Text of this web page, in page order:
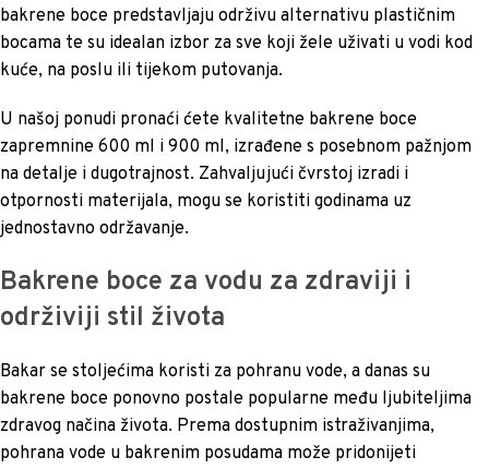
bakrene boce predstavljaju održivu alternativu plastičnim
bocama te su idealan izbor za sve koji žele uživati u vodi kod
kuće, na poslu ili tijekom putovanja.
U našoj ponudi pronaći ćete kvalitetne bakrene boce
zapremnine 600 ml i 900 ml, izrađene s posebnom pažnjom
na detalje i dugotrajnost. Zahvaljujući čvrstoj izradi i
otpornosti materijala, mogu se koristiti godinama uz
jednostavno održavanje.
Bakrene boce za vodu za zdraviji i
održiviji stil života
Bakar se stoljećima koristi za pohranu vode, a danas su
bakrene boce ponovno postale popularne među ljubiteljima
zdravog načina života. Prema dostupnim istraživanjima,
pohrana vode u bakrenim posudama može pridonijeti